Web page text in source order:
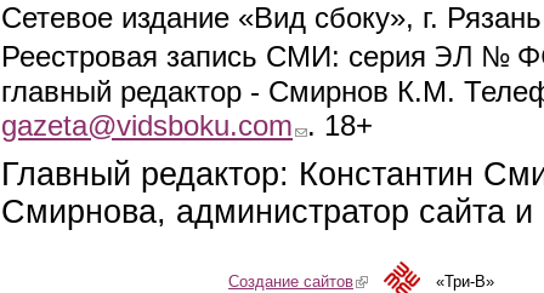
Сетевое издание «Вид сбоку», г.
Реестровая запись СМИ: серия ЭЛ №
главный редактор - Смирнов К.М.
gazeta@vidsboku.com (link sends e-mail)
. 18+
Главный редактор: Константин
Смирнова, администратор сайта
Создание сайтов(link is external)«Три-В»